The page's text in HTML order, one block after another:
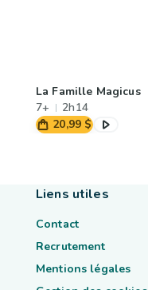
La Famille Magicus
7+
2h14
20,99 $
Liens utiles
Contact
Recrutement
Mentions légales